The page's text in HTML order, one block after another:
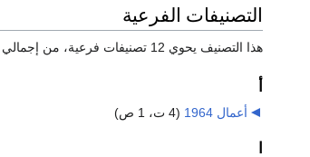
التصنيفات الفرعية
هذا التصنيف يحوي 12 تصنيفات فرعية، من إجمالي 12.
أعمال 1964 (4 ت، 1 ص)